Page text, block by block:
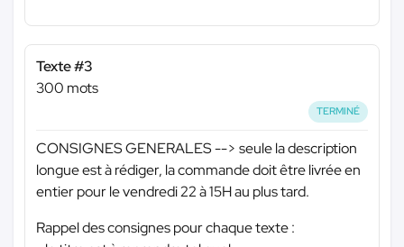
Texte #3
300 mots
TERMINÉ
CONSIGNES GENERALES --> seule la description
longue est à rédiger, la commande doit être livrée en
entier pour le vendredi 22 à 15H au plus tard.
Rappel des consignes pour chaque texte :